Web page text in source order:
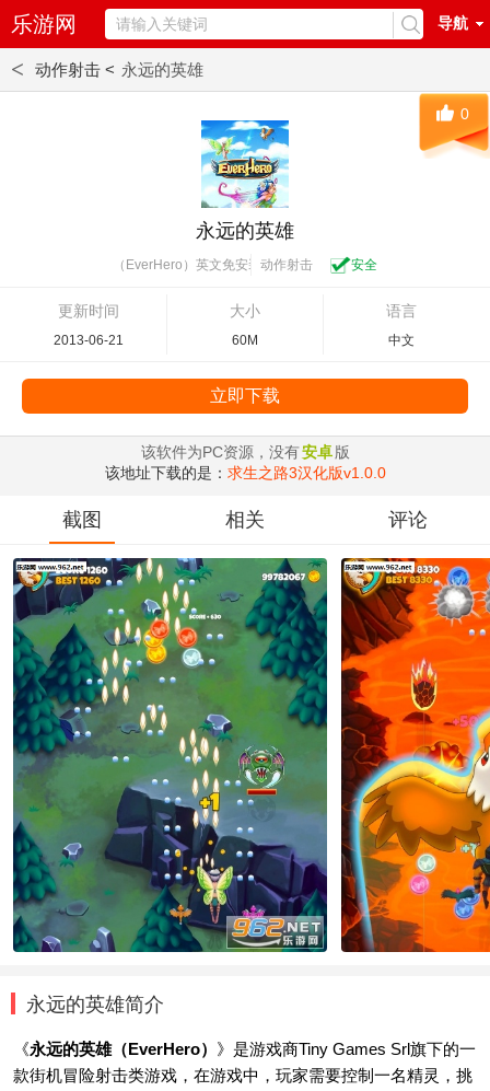
乐游网 导航
< 动作射击 < 永远的英雄
永远的英雄
（EverHero）英文免安装版动作射击 安全
更新时间
2013-06-21
大小
60M
语言
中文
0
立即下载
该软件为PC资源，没有安卓 版
该地址下载的是： 求生之路3汉化版v1.0.0
截图 相关 评论
永远的英雄简介
《永远的英雄（EverHero） 》是游戏商Tiny Games Srl旗下的一
款街机冒险射击类游戏，在游戏中，玩家需要控制一名精灵，挑